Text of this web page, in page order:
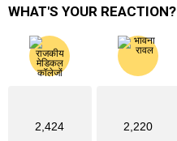
WHAT'S YOUR REACTION?
2,424 2,220